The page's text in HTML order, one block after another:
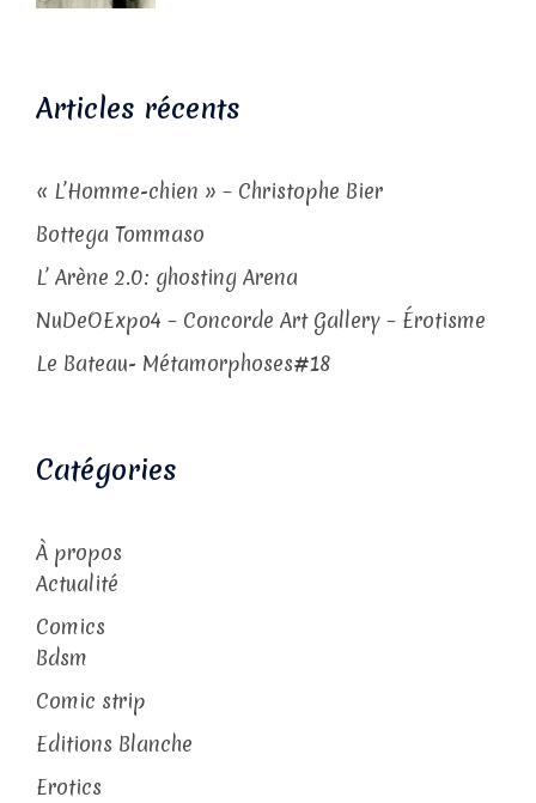
Articles récents
« L’Homme-chien » – Christophe Bier
Bottega Tommaso
L’ Arène 2.0: ghosting Arena
NuDeOExpo4 – Concorde Art Gallery – Érotisme
Le Bateau- Métamorphoses#18
Catégories
À propos
Actualité
Comics
Bdsm
Comic strip
Editions Blanche
Erotics